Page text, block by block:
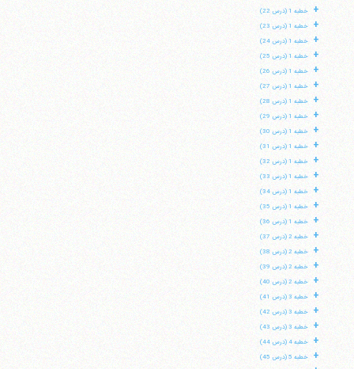
+ خطبه 1 (درس 22)
+ خطبه 1 (درس 23)
+ خطبه 1 (درس 24)
+ خطبه 1 (درس 25)
+ خطبه 1 (درس 26)
+ خطبه 1 (درس 27)
+ خطبه 1 (درس 28)
+ خطبه 1 (درس 29)
+ خطبه 1 (درس 30)
+ خطبه 1 (درس 31)
+ خطبه 1 (درس 32)
+ خطبه 1 (درس 33)
+ خطبه 1 (درس 34)
+ خطبه 1 (درس 35)
+ خطبه 1 (درس 36)
+ خطبه 2 (درس 37)
+ خطبه 2 (درس 38)
+ خطبه 2 (درس 39)
+ خطبه 2 (درس 40)
+ خطبه 3 (درس 41)
+ خطبه 3 (درس 42)
+ خطبه 3 (درس 43)
+ خطبه 4 (درس 44)
+ خطبه 5 (درس 45)